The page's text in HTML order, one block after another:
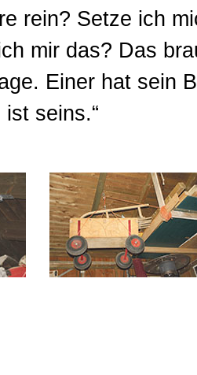
rein? Setze ich
mir das? Das
Einer hat sein
seins.“